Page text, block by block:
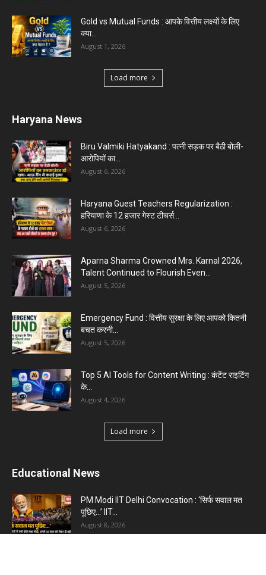
Gold vs Mutual Funds : आपके वित्तीय लक्ष्यों के लिए
क्या...
August 1, 2026
Load more
Haryana News
Biru Valmiki Hatyakand : पत्नी सड़क पर बैठी बोली-
आरोपियों का...
August 6, 2026
Haryana Guest Teachers Regularization :
हरियाणा के 12 हजार गेस्ट टीचर्स...
August 6, 2026
Aparna Sharma Crowned Mrs. Karnal 2026,
Talent Continued to Flourish Even...
August 5, 2026
Emergency Fund : वित्तीय सुरक्षा के लिए आपको कितनी
बचत करनी...
August 5, 2026
Top 5 AI Tools for Content Writing : कंटेंट राइटिंग
के...
August 4, 2026
Load more
Educational News
PM Modi IIT Delhi Convocation : ‘सिर्फ सवाल मत
पूछिए…’ IIT...
August 8, 2026